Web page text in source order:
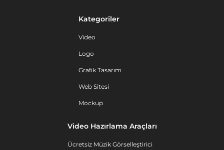
Kategoriler
Video
Logo
Grafik Tasarım
Web Sitesi
Mockup
Video Hazırlama Araçları
Ücretsiz Müzik Görselleştirici